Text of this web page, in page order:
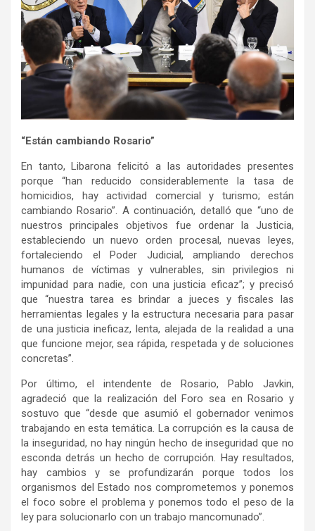
“Están cambiando Rosario”
En tanto, Libarona felicitó a las autoridades presentes
porque “han reducido considerablemente la tasa de
homicidios, hay actividad comercial y turismo; están
cambiando Rosario”. A continuación, detalló que “uno de
nuestros principales objetivos fue ordenar la Justicia,
estableciendo un nuevo orden procesal, nuevas leyes,
fortaleciendo el Poder Judicial, ampliando derechos
humanos de víctimas y vulnerables, sin privilegios ni
impunidad para nadie, con una justicia eficaz”; y precisó
que “nuestra tarea es brindar a jueces y fiscales las
herramientas legales y la estructura necesaria para pasar
de una justicia ineficaz, lenta, alejada de la realidad a una
que funcione mejor, sea rápida, respetada y de soluciones
concretas”.
Por último, el intendente de Rosario, Pablo Javkin,
agradeció que la realización del Foro sea en Rosario y
sostuvo que “desde que asumió el gobernador venimos
trabajando en esta temática. La corrupción es la causa de
la inseguridad, no hay ningún hecho de inseguridad que no
esconda detrás un hecho de corrupción. Hay resultados,
hay cambios y se profundizarán porque todos los
organismos del Estado nos comprometemos y ponemos
el foco sobre el problema y ponemos todo el peso de la
ley para solucionarlo con un trabajo mancomunado”.